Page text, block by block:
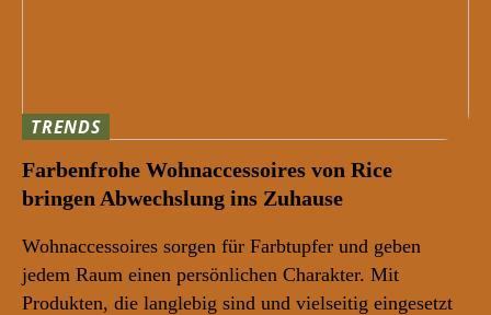
TRENDS
Farbenfrohe Wohnaccessoires von Rice
bringen Abwechslung ins Zuhause
Wohnaccessoires sorgen für Farbtupfer und geben
jedem Raum einen persönlichen Charakter. Mit
Produkten, die langlebig sind und vielseitig eingesetzt